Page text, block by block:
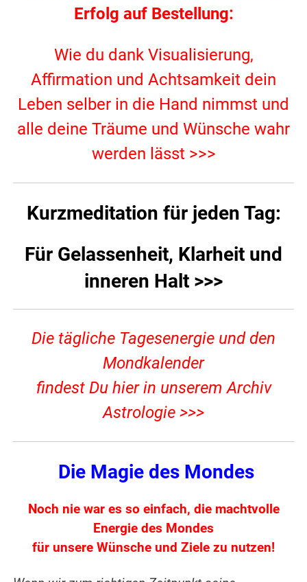
Erfolg auf Bestellung:
Wie du dank Visualisierung,
Affirmation und Achtsamkeit dein
Leben selber in die Hand nimmst und
alle deine Träume und Wünsche wahr
werden lässt >>>
Kurzmeditation für jeden Tag:
Für Gelassenheit, Klarheit und
inneren Halt >>>
Die tägliche Tagesenergie und den
Mondkalender
findest Du hier in unserem Archiv
Astrologie >>>
Die Magie des Mondes
Noch nie war es so einfach, die machtvolle
Energie des Mondes
für unsere Wünsche und Ziele zu nutzen!